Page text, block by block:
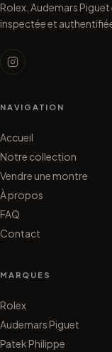
Rolex, Audemars
inspectée et
NAVIGATION
Accueil
Notre collection
Vendre une montre
À propos
FAQ
Contact
MARQUES
Rolex
Audemars Piguet
Patek Philippe